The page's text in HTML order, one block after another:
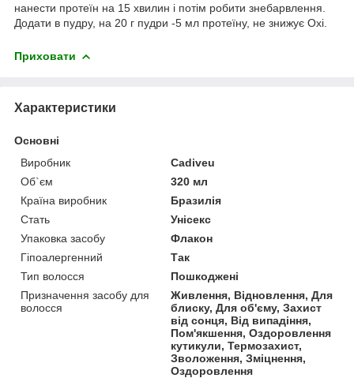
нанести протеїн на 15 хвилин і потім робити знебарвлення.
Додати в пудру, на 20 г пудри -5 мл протеїну, не знижує Oxi.
Приховати
Характеристики
Основні
Виробник
Cadiveu
Об`єм
320 мл
Країна виробник
Бразилія
Стать
Унісекс
Упаковка засобу
Флакон
Гіпоалергенний
Так
Тип волосся
Пошкоджені
Призначення засобу для
волосся
Живлення, Відновлення, Для
блиску, Для об'єму, Захист
від сонця, Від випадіння,
Пом'якшення, Оздоровлення
кутикули, Термозахист,
Зволоження, Зміцнення,
Оздоровлення